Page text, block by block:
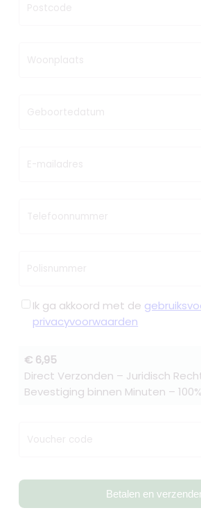
Postcode
Woonplaats
Geboortedatum
E-mailadres
Telefoonnummer
Polisnummer
Ik ga akkoord met de
privacyvoorwaarden
€ 6,95
Direct Verzonden – Juridisch
Bevestiging binnen Minuten –
Voucher code
Betalen en